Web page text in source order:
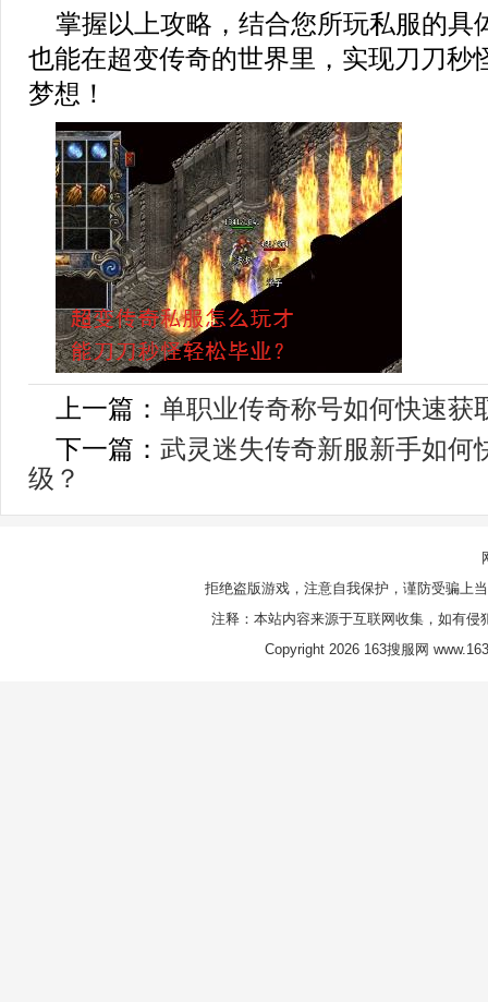
掌握以上攻略，结合您所玩私服的具
也能在超变传奇的世界里，实现刀刀秒
梦想！
上一篇： 单职业传奇称号如何快速获
下一篇： 武灵迷失传奇新服新手如何
级？
拒绝盗版游戏，注意自我保护，谨防受骗上
注释：本站内容来源于互联网收集，如有
Copyright 2026 163搜服网